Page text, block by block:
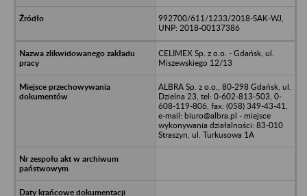
992700/611/1233/2018-SAK-WJ,
UNP: 2018-00137386
CELIMEX Sp. z o.o. - Gdańsk, ul.
Miszewskiego 12/13
ALBRA Sp. z o.o., 80-298 Gdańsk, ul.
Dzielna 23, tel: 0-602-813-503, 0-
608-119-806, fax: (058) 349-43-41,
e-mail: biuro@albra.pl - miejsce
wykonywania działalności: 83-010
Straszyn, ul. Turkusowa 1A